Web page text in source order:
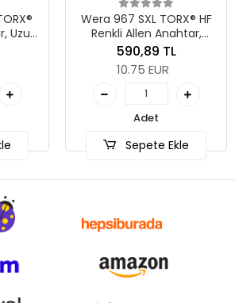
Wera 967 SXL TORX® HF
Renkli Allen Anahtar,
Tutma Fonksiyonlu, Uzun,
Sepete Ekle